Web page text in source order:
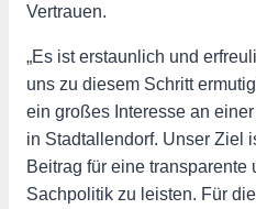
Vertrauen.
„Es ist erstaunlich und
uns zu diesem Schritt
ein großes Interesse an
in Stadtallendorf. Unser Ziel
Beitrag für eine transparente
Sachpolitik zu leisten. Für